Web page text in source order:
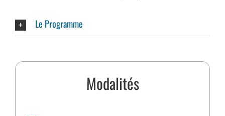
Le Programme
Modalités